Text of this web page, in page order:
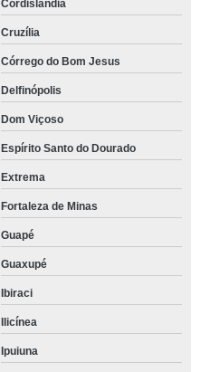
Cordislândia
Cruzília
Córrego do Bom Jesus
Delfinópolis
Dom Viçoso
Espírito Santo do Dourado
Extrema
Fortaleza de Minas
Guapé
Guaxupé
Ibiraci
Ilicínea
Ipuiuna